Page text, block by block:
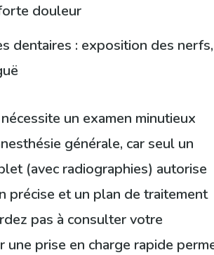
douleur
dentaires : exposition des nerfs,
un examen minutieux
générale, car seul un
(avec radiographies) autorise
précise et un plan de traitement
pas à consulter votre
une prise en charge rapide